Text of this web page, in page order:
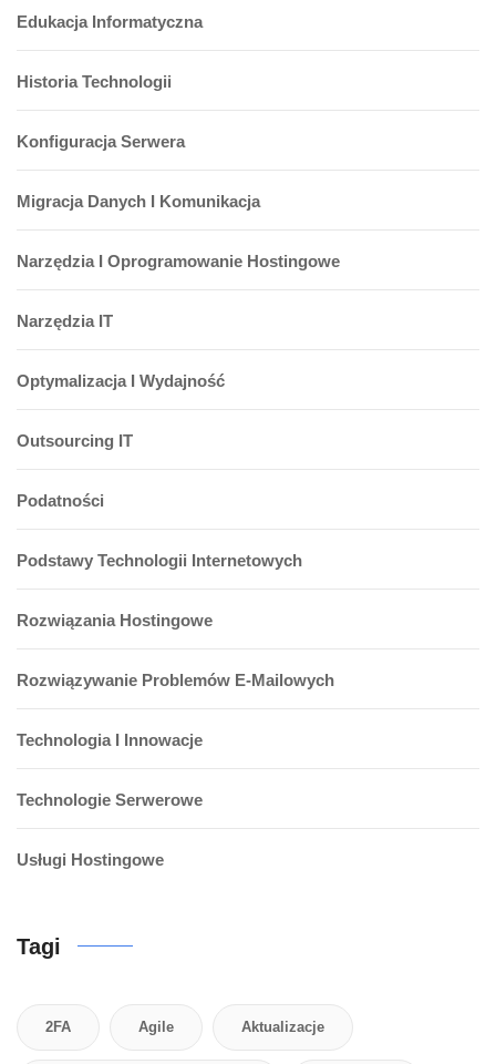
Edukacja Informatyczna
Historia Technologii
Konfiguracja Serwera
Migracja Danych I Komunikacja
Narzędzia I Oprogramowanie Hostingowe
Narzędzia IT
Optymalizacja I Wydajność
Outsourcing IT
Podatności
Podstawy Technologii Internetowych
Rozwiązania Hostingowe
Rozwiązywanie Problemów E-Mailowych
Technologia I Innowacje
Technologie Serwerowe
Usługi Hostingowe
Tagi
2FA Agile Aktualizacje